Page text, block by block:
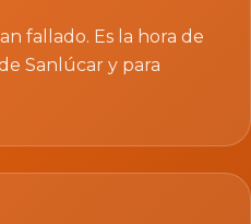
fallado. Es la hora de
Sanlúcar y para